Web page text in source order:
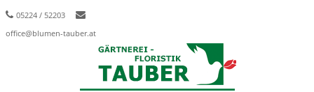
05224 / 52203
office@blumen-tauber.at